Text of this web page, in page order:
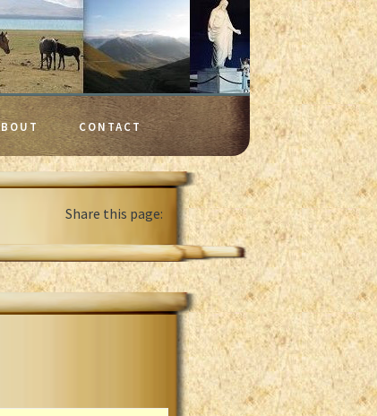
CONTACT
Share this page: